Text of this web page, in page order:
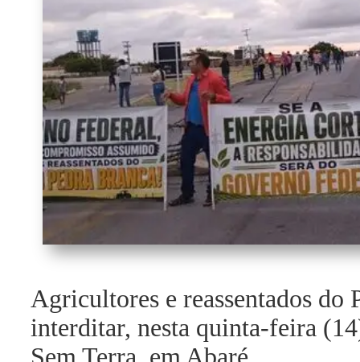
Agricultores e reassentados do
interditar, nesta quinta-feira